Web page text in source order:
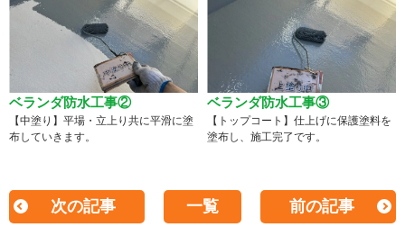
ベランダ防水工事②
【中塗り】平場・立上り共に平滑に塗
布していきます。
ベランダ防水工事③
【トップコート】仕上げに保護塗料を
塗布し、施工完了です。
次の記事 一覧 前の記事